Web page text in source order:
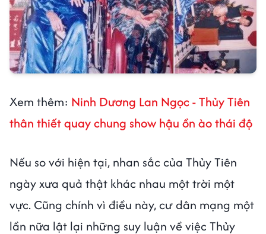
Xem thêm: Ninh Dương Lan Ngọc - Thủy Tiên
thân thiết quay chung show hậu ồn ào thái độ
Nếu so với hiện tại, nhan sắc của Thủy Tiên
ngày xưa quả thật khác nhau một trời một
vực. Cũng chính vì điều này, cư dân mạng một
lần nữa lật lại những suy luận về việc Thủy